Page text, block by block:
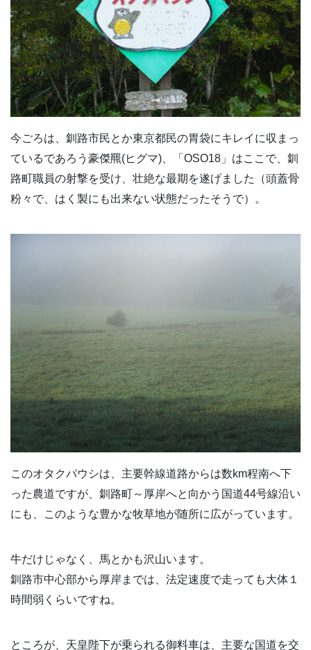
今ごろは、釧路市民とか東京都民の胃袋にキレイに収まっ
ているであろう豪傑羆(ヒグマ)、「OSO18」はここで、釧
路町職員の射撃を受け、壮絶な最期を遂げました（頭蓋骨
粉々で、はく製にも出来ない状態だったそうで）。
このオタクパウシは、主要幹線道路からは数km程南へ下
った農道ですが、釧路町～厚岸へと向かう国道44号線沿い
にも、このような豊かな牧草地が随所に広がっています。
牛だけじゃなく、馬とかも沢山います。
釧路市中心部から厚岸までは、法定速度で走っても大体１
時間弱くらいですね。
ところが、天皇陛下が乗られる御料車は、主要な国道を交